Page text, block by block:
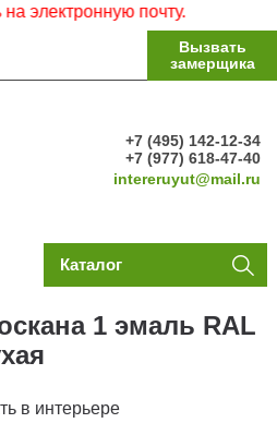
почту.
Вызвать
замерщика
+7 (495) 142-12-34
+7 (977) 618-47-40
intereruyut@mail.ru
Каталог
1 эмаль RAL
в интерьере